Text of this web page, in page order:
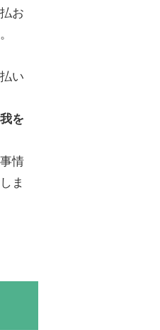
お
い
を
情
ま